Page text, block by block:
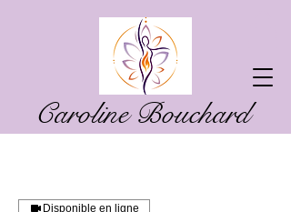
Caroline Bouchard
Disponible en ligne